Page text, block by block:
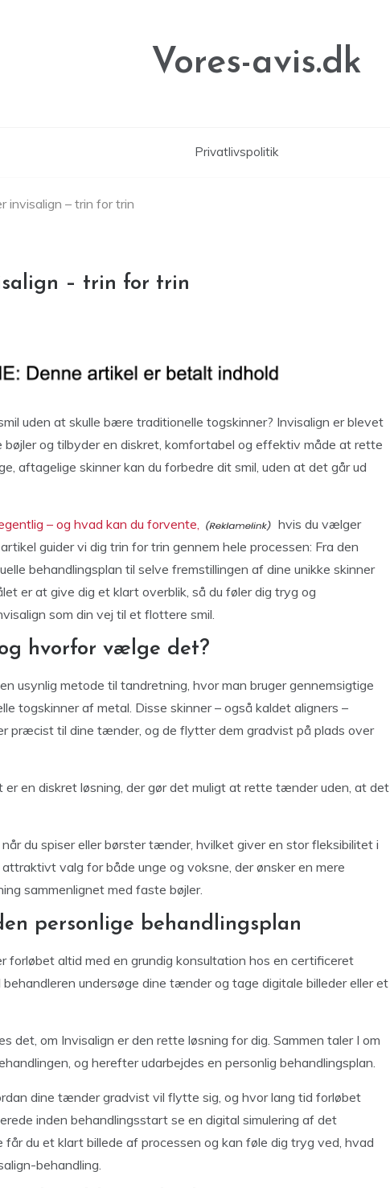
Vores-avis.dk
Privatlivspolitik
invisalign – trin for trin
– trin for trin
uden at skulle bære traditionelle togskinner? Invisalign er blevet
og tilbyder en diskret, komfortabel og effektiv måde at rette
aftagelige skinner kan du forbedre dit smil, uden at det går ud
– og hvad kan du forvente,
hvis du vælger
guider vi dig trin for trin gennem hele processen: Fra den
behandlingsplan til selve fremstillingen af dine unikke skinner
er at give dig et klart overblik, så du føler dig tryg og
som din vej til et flottere smil.
hvorfor vælge det?
usynlig metode til tandretning, hvor man bruger gennemsigtige
togskinner af metal. Disse skinner – også kaldet aligners –
præcist til dine tænder, og de flytter dem gradvist på plads over
en diskret løsning, der gør det muligt at rette tænder uden, at det
du spiser eller børster tænder, hvilket giver en stor fleksibilitet i
valg for både unge og voksne, der ønsker en mere
sammenlignet med faste bøjler.
personlige behandlingsplan
forløbet altid med en grundig konsultation hos en certificeret
undersøge dine tænder og tage digitale billeder eller et
det, om Invisalign er den rette løsning for dig. Sammen taler I om
og herefter udarbejdes en personlig behandlingsplan.
dine tænder gradvist vil flytte sig, og hvor lang tid forløbet
inden behandlingsstart se en digital simulering af det
du et klart billede af processen og kan føle dig tryg ved, hvad
behandling.